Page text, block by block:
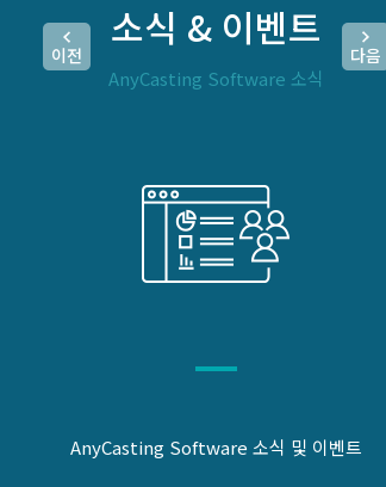
소식 & 이벤트
AnyCasting Software 소식
다음
이전
AnyCasting Software 소식 및 이벤트